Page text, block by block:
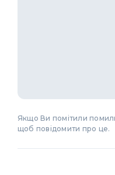
Якщо Ви помітили
щоб повідомити про це.